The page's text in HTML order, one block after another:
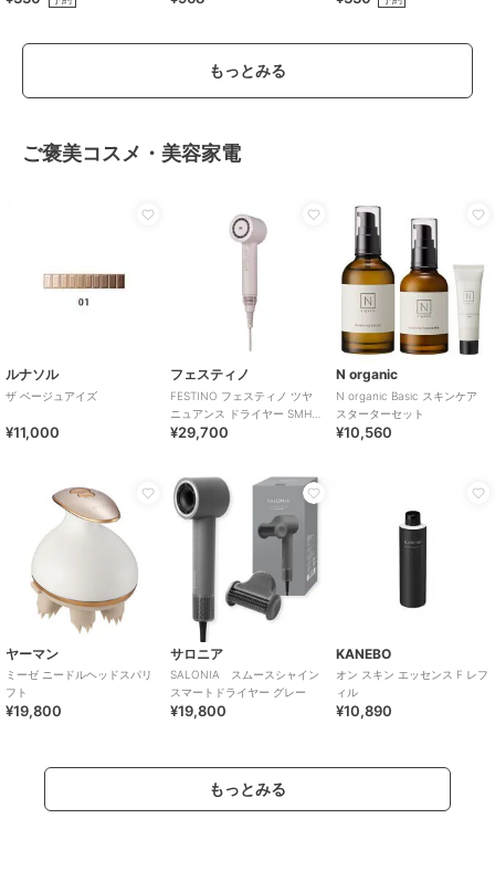
もっとみる
ご褒美コスメ・美容家電
ルナソル
ザ ベージュアイズ
¥11,000
フェスティノ
FESTINO フェスティノ ツヤ
ニュアンス ドライヤー SMHB-
047
¥29,700
N organic
N organic Basic スキンケア
スターターセット
¥10,560
ヤーマン
ミーゼ ニードルヘッドスパリ
フト
¥19,800
サロニア
SALONIA スムースシャイン
スマートドライヤー グレー
¥19,800
KANEBO
オン スキン エッセンス F レフ
ィル
¥10,890
もっとみる